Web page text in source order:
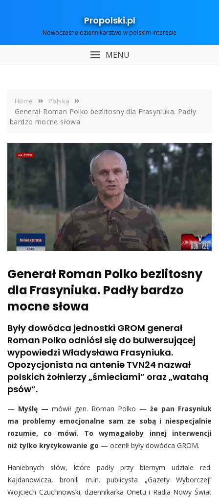
Propolski.pl
Nowoczesne dziennikarstwo w polskim interesie
MENU
Home Polska
Generał Roman Polko bezlitosny dla Frasyniuka. Padły
bardzo mocne słowa
Generał Roman Polko bezlitosny
dla Frasyniuka. Padły bardzo
mocne słowa
Były dowódca jednostki GROM generał
Roman Polko odniósł się do bulwersującej
wypowiedzi Władysława Frasyniuka.
Opozycjonista na antenie TVN24 nazwał
polskich żołnierzy „śmieciami” oraz „watahą
psów”.
— Myślę — mówił gen. Roman Polko — że pan Frasyniuk
ma problemy emocjonalne sam ze sobą i niespecjalnie
rozumie, co mówi. To wymagałoby innej interwencji
niż tylko krytykowanie go — ocenił były dowódca GROM.
Haniebnych słów, które padły przy biernym udziale red.
Kajdanowicza, bronili m.in. publicysta „Gazety Wyborczej”
Wojciech Czuchnowski, dziennikarka Onetu i Radia Nowy Świat